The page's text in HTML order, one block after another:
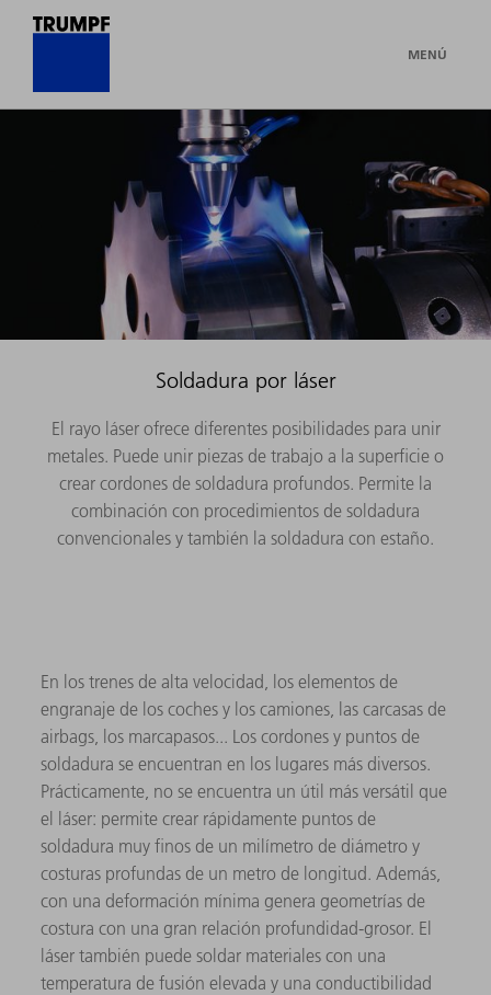
MENÚ
Soldadura por láser
El rayo láser ofrece diferentes posibilidades para unir
metales. Puede unir piezas de trabajo a la superficie o
crear cordones de soldadura profundos. Permite la
combinación con procedimientos de soldadura
convencionales y también la soldadura con estaño.
En los trenes de alta velocidad, los elementos de
engranaje de los coches y los camiones, las carcasas de
airbags, los marcapasos... Los cordones y puntos de
soldadura se encuentran en los lugares más diversos.
Prácticamente, no se encuentra un útil más versátil que
el láser: permite crear rápidamente puntos de
soldadura muy finos de un milímetro de diámetro y
costuras profundas de un metro de longitud. Además,
con una deformación mínima genera geometrías de
costura con una gran relación profundidad-grosor. El
láser también puede soldar materiales con una
temperatura de fusión elevada y una conductibilidad